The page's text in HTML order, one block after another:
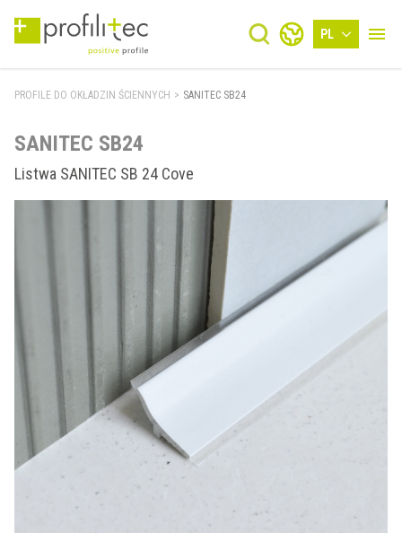
PL
PROFILE DO OKŁADZIN ŚCIENNYCH > SANITEC SB24
SANITEC SB24
Listwa SANITEC SB 24 Cove